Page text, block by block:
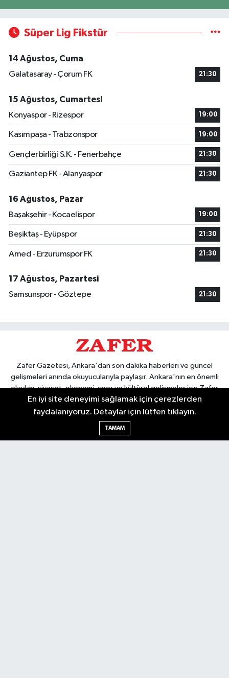
Süper Lig Fikstür
14 Ağustos, Cuma
Galatasaray - Çorum FK
21:30
15 Ağustos, Cumartesi
Konyaspor - Rizespor
19:00
Kasımpaşa - Trabzonspor 19:00
Gençlerbirliği S.K. - Fenerbahçe 21:30
Gaziantep FK - Alanyaspor 21:30
16 Ağustos, Pazar
Başakşehir - Kocaelispor
19:00
Beşiktaş - Eyüpspor 21:30
Amed - Erzurumspor FK 21:30
17 Ağustos, Pazartesi
Samsunspor - Göztepe
21:30
Zafer Gazetesi, Ankara'dan son dakika haberleri ve güncel
gelişmeleri anında okuyucularıyla paylaşır. Ankara'nın en önemli
olayları, siyaset, ekonomi, spor ve kültürel gelişmeler için Zafer
Gazetesi'ni takip edin. Başkentin güvendiği haber kaynağı.
En iyi site deneyimi sağlamak için çerezlerden
faydalanıyoruz. Detaylar için lütfen tıklayın.
TAMAM